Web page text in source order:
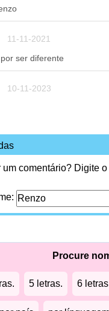
11-11-2021
ser diferente
10-11-2023
comentário? Digite
Procure
5 letras. 6